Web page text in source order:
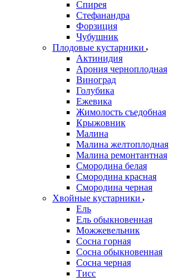
Спирея
Стефанандра
Форзиция
Чубушник
Плодовые кустарники
Актинидия
Арония черноплодная
Виноград
Голубика
Ежевика
Жимолость съедобная
Крыжовник
Малина
Малина желтоплодная
Малина ремонтантная
Смородина белая
Смородина красная
Смородина черная
Хвойные кустарники
Ель
Ель обыкновенная
Можжевельник
Сосна горная
Сосна обыкновенная
Сосна черная
Тисс